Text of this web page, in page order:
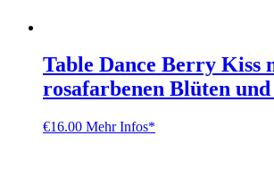
Table Dance Berry Kiss
rosafarbenen Blüten und
€16.00 Mehr Infos*